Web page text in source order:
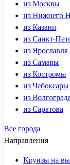
из Москвы
из Нижнего
из Казани
из Санкт-
из Ярославля
из Самары
из Костромы
из Чебоксары
из Волгограда
из Саратова
Все города
Направления
Круизы на